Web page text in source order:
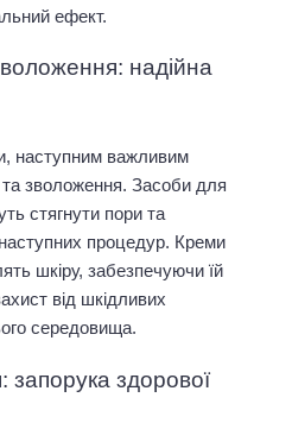
ефект.
надійна
наступним важливим
та зволоження. Засоби для
стягнути пори та
процедур. Креми
шкіру, забезпечуючи їй
від шкідливих
середовища.
запорука здорової